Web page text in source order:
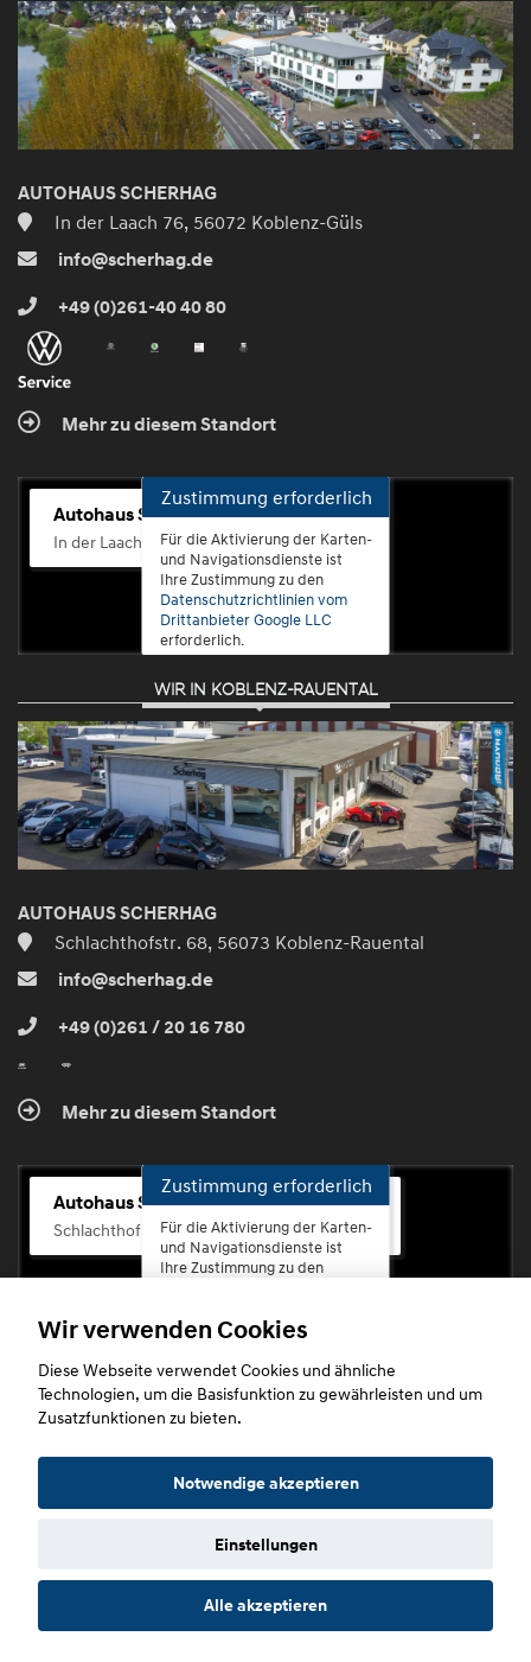
AUTOHAUS SCHERHAG
In der Laach 76, 56072 Koblenz-Güls
info@scherhag.de
+49 (0)261-40 40 80
Mehr zu diesem Standort
Autohaus Scherhag
In der Laach 76, 56072 Koblenz-Güls
Zustimmung erforderlich
Für die Aktivierung der Karten-
und Navigationsdienste ist
Ihre Zustimmung zu den
Datenschutzrichtlinien vom
Drittanbieter Google LLC
erforderlich.
Zustimmen
und
aktivieren
WIR IN KOBLENZ-RAUENTAL
AUTOHAUS SCHERHAG
Schlachthofstr. 68, 56073 Koblenz-Rauental
info@scherhag.de
+49 (0)261 / 20 16 780
Mehr zu diesem Standort
Autohaus Scherhag
Schlachthofstr. 68, 56073 Koblenz-Rauental
Zustimmung erforderlich
Für die Aktivierung der Karten-
und Navigationsdienste ist
Ihre Zustimmung zu den
erforderlich.
Zustimmen
Copyright © 2026. Autohaus Scherhag
Datenschutz Impressum
Wir verwenden Cookies
Diese Webseite verwendet Cookies und ähnliche
Technologien, um die Basisfunktion zu gewährleisten und um
Zusatzfunktionen zu bieten.
Notwendige akzeptieren
Einstellungen
Alle akzeptieren